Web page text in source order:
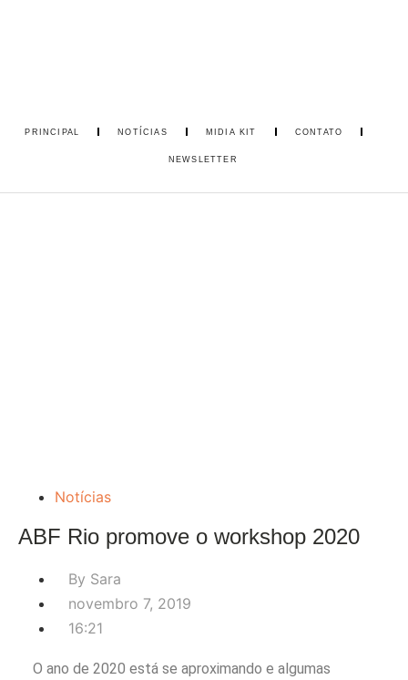
PRINCIPAL NOTÍCIAS MIDIA KIT CONTATO
NEWSLETTER
Notícias
ABF Rio promove o workshop 2020
By Sara
novembro 7, 2019
16:21
O ano de 2020 está se aproximando e algumas